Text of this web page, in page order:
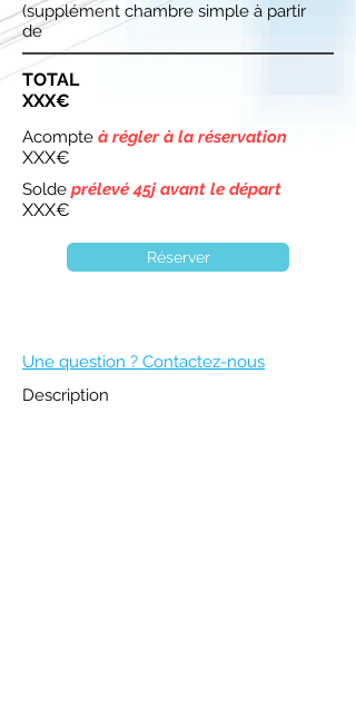
(supplément chambre simple à partir
de
TOTAL
XXX€
Acompte à régler à la réservation
XXX€
Solde prélevé 45j avant le départ
XXX€
Réserver
Une question ? Contactez-nous
Description